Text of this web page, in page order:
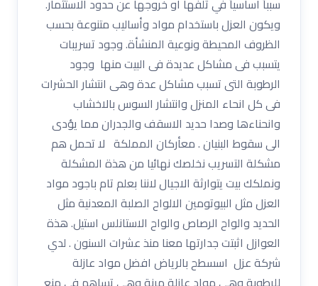
سبباً أساسياً في تلفها أو خروجها عن حدود الاستثمار.
ويكون العزل باستخدام مواد وأساليب متنوعة بحسب
الظروف المحيطة ونوعية المنشأة. وجود تسريبات
يتسبب فى مشاكل عديدة فى البيت منها وجود
الرطوبة التى تسبب مشاكل عدة وهى انتشار الحشرات
فى كل انحاء المنزل وانتشار السوس بالاخشاب
وانحناءها وصدا حديد الاسقف والجدران مما يؤدى
الى سقوط البنيان . معأركان المملكة لا تحمل هم
مشكلة التسريب نخلصك نهائيا من هذة المشكلة
ونملكك بيت يتوارثة الاجيال لاننا بعلم تام باجود مواد
العزل مثل البيوتومين الالواح الصلبة المعدنية مثل
الحديد والواح الرصاص والواح الاستانلس استيل. هذة
العوازل اثبتت جدارتها معنا منذ عشرات السنون . لدي
شركة عزل اسسطح بالرياض افضل مواد عازلة